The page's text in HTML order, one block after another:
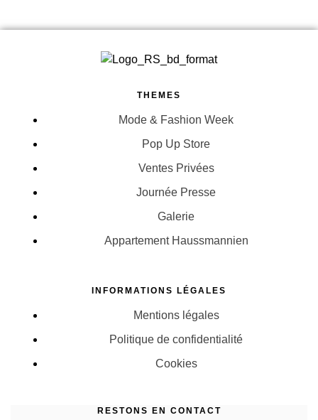
THEMES
Mode & Fashion Week
Pop Up Store
Ventes Privées
Journée Presse
Galerie
Appartement Haussmannien
INFORMATIONS LÉGALES
Mentions légales
Politique de confidentialité
Cookies
RESTONS EN CONTACT